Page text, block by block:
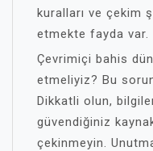
kuralları ve çekim
etmekte fayda var.
Çevrimiçi bahis
etmeliyiz? Bu
Dikkatli olun,
güvendiğiniz
çekinmeyin.